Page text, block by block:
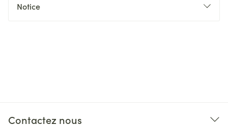
Notice
Contactez nous